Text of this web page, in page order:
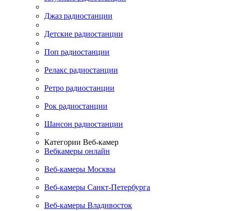
Джаз радиостанции
Детские радиостанции
Поп радиостанции
Релакс радиостанции
Ретро радиостанции
Рок радиостанции
Шансон радиостанции
Категории Веб-камер
Вебкамеры онлайн
Веб-камеры Москвы
Веб-камеры Санкт-Петербурга
Веб-камеры Владивосток